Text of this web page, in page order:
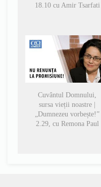
18.10 cu Amir Tsarfati
Cuvântul Domnului,
sursa vieții noastre |
„Dumnezeu vorbește!”
2.29, cu Remona Paul